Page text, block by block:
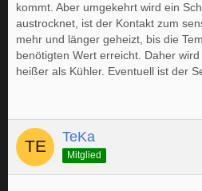
kommt. Aber umgekehrt wird ein
austrocknet, ist der Kontakt zum
mehr und länger geheizt, bis die
benötigten Wert erreicht. Daher
heißer als Kühler. Eventuell ist der
TeKa
Mitglied